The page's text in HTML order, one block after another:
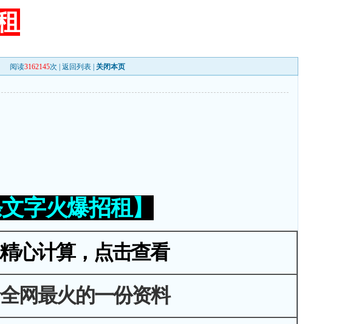
阅读3162145次 | 返回列表 关闭本页
字火爆招租】
心计算，点击查看
网最火的一份资料